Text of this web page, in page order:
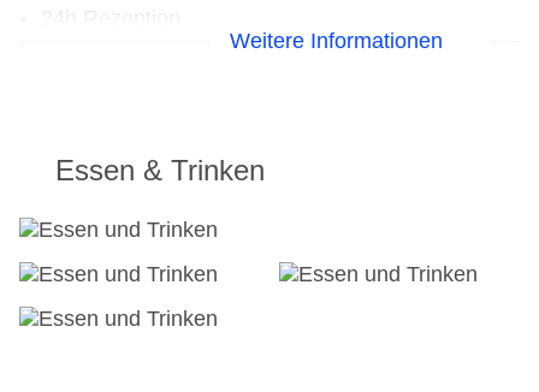
Garage
Hoteleröffnung: 1998
WLAN/WiFi im Hotel
Lift
Anzahl der Konferenzräume: 1
Weitere Informationen
Essen & Trinken